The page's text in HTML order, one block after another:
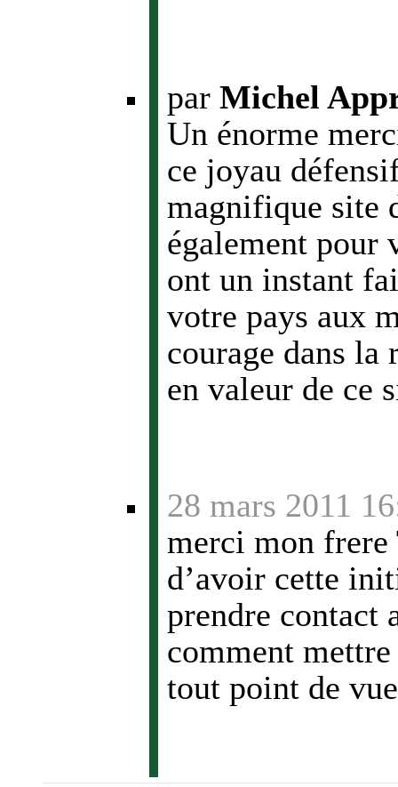
par Michel
Un énorme
ce joyau
magnifique site
également pour
ont un instant
votre pays aux
courage dans la
en valeur de ce
28 mars 2011
merci mon
d’avoir cette
prendre contact
comment
tout point de